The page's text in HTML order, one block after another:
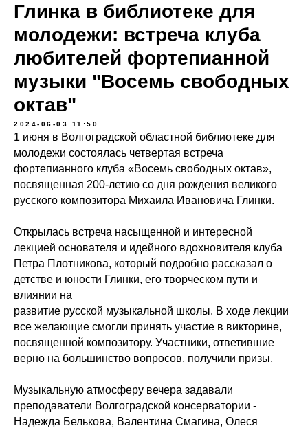
Глинка в библиотеке для
молодежи: встреча клуба
любителей фортепианной
музыки "Восемь свободных
октав"
2024-06-03 11:50
1 июня в Волгоградской областной библиотеке для
молодежи состоялась четвертая встреча
фортепианного клуба «Восемь свободных октав»,
посвященная 200-летию со дня рождения великого
русского композитора Михаила Ивановича Глинки.
Открылась встреча насыщенной и интересной
лекцией основателя и идейного вдохновителя клуба
Петра Плотникова, который подробно рассказал о
детстве и юности Глинки, его творческом пути и
влиянии на
развитие русской музыкальной школы. В ходе лекции
все желающие смогли принять участие в викторине,
посвященной композитору. Участники, ответившие
верно на большинство вопросов, получили призы.
Музыкальную атмосферу вечера задавали
преподаватели Волгоградской консерватории -
Надежда Белькова, Валентина Смагина, Олеся